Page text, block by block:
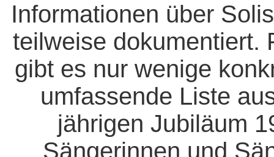
Informationen über
teilweise dokumentiert.
gibt es nur wenige
umfassende Liste
jährigen Jubiläum
Sängerinnen und